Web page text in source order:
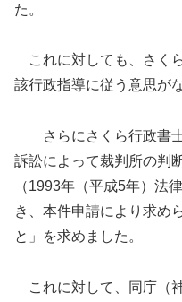
た。
これに対しても、さく
該行政指導に従う意思が
さらにさくら行政書士
訴訟によって裁判所の判
（1993年（平成5年）法
き、本件申請により求め
と」を求めました。
これに対して、同庁（